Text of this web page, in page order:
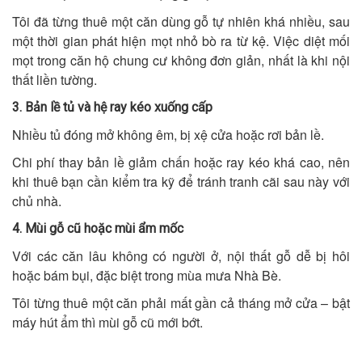
Tôi đã từng thuê một căn dùng gỗ tự nhiên khá nhiều, sau
một thời gian phát hiện mọt nhỏ bò ra từ kệ. Việc diệt mối
mọt trong căn hộ chung cư không đơn giản, nhất là khi nội
thất liền tường.
3. Bản lề tủ và hệ ray kéo xuống cấp
Nhiều tủ đóng mở không êm, bị xệ cửa hoặc rơi bản lề.
Chi phí thay bản lề giảm chấn hoặc ray kéo khá cao, nên
khi thuê bạn cần kiểm tra kỹ để tránh tranh cãi sau này với
chủ nhà.
4. Mùi gỗ cũ hoặc mùi ẩm mốc
Với các căn lâu không có người ở, nội thất gỗ dễ bị hôi
hoặc bám bụi, đặc biệt trong mùa mưa Nhà Bè.
Tôi từng thuê một căn phải mất gần cả tháng mở cửa – bật
máy hút ẩm thì mùi gỗ cũ mới bớt.